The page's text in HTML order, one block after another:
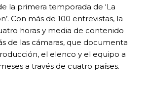
la primera temporada de ‘La
Con más de 100 entrevistas, la
horas y media de contenido
de las cámaras, que documenta
el elenco y el equipo a
a través de cuatro países.